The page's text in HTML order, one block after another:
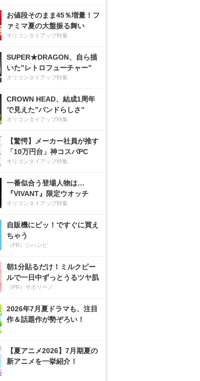
お値段そのまま45％増量！フ
ァミマ夏の大盤振る舞い
オリコンタイアップ特集
SUPER★DRAGON、自ら描
いた”レトロフューチャー”
オリコンタイアップ特集
CROWN HEAD、結成1周年
で見えた”バンドらしさ”
オリコンタイアップ特集
【驚愕】メーカー社員が推す
「10万円台」神コスパPC
オリコンタイアップ特集
一番似合う登場人物は…
『VIVANT』限定ウオッチ
オリコンタイアップ特集
自販機にピッ！ですぐに買え
ちゃう
（PR）ジハンピ
朝1分貼るだけ！ミルクピー
ルで一日中ずっとうるツヤ肌
（PR）サボリーノ
2026年7月夏ドラマも、注目
作＆話題作が勢ぞろい！
【夏アニメ2026】7月期夏の
新アニメを一挙紹介！